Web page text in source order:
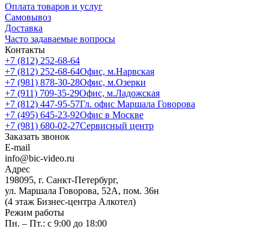
Оплата товаров и услуг
Самовывоз
Доставка
Часто задаваемые вопросы
Контакты
+7 (812) 252-68-64
+7 (812) 252-68-64Офис, м.Нарвская
+7 (981) 878-30-28Офис, м.Озерки
+7 (911) 709-35-29Офис, м.Ладожская
+7 (812) 447-95-57Гл. офис Маршала Говорова
+7 (495) 645-23-92Офис в Москве
+7 (981) 680-02-27Сервисный центр
Заказать звонок
E-mail
info@bic-video.ru
Адрес
198095, г. Санкт-Петербург,
ул. Маршала Говорова, 52А, пом. 36н
(4 этаж Бизнес-центра Алкотел)
Режим работы
Пн. – Пт.: с 9:00 до 18:00